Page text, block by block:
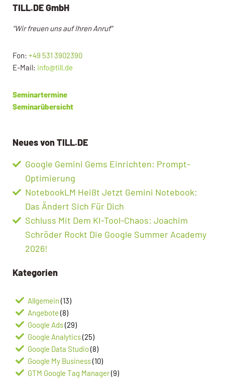
TILL.DE GmbH
“Wir freuen uns auf Ihren Anruf”
Fon: +49 531 3902390
E-Mail: info@till.de
Seminartermine
Seminarübersicht
Neues von TILL.DE
Google Gemini Gems Einrichten: Prompt-
Optimierung
NotebookLM Heißt Jetzt Gemini Notebook:
Das Ändert Sich Für Dich
Schluss Mit Dem KI-Tool-Chaos: Joachim
Schröder Rockt Die Google Summer Academy
2026!
Kategorien
Allgemein (13)
Angebote (8)
Google Ads(29)
Google Analytics(25)
Google Data Studio(8)
Google My Business(10)
GTM Google Tag Manager(9)